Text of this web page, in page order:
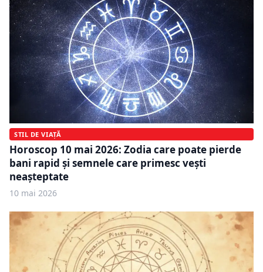
STIL DE VIAȚĂ
Horoscop 10 mai 2026: Zodia care poate pierde
bani rapid și semnele care primesc vești
neașteptate
10 mai 2026